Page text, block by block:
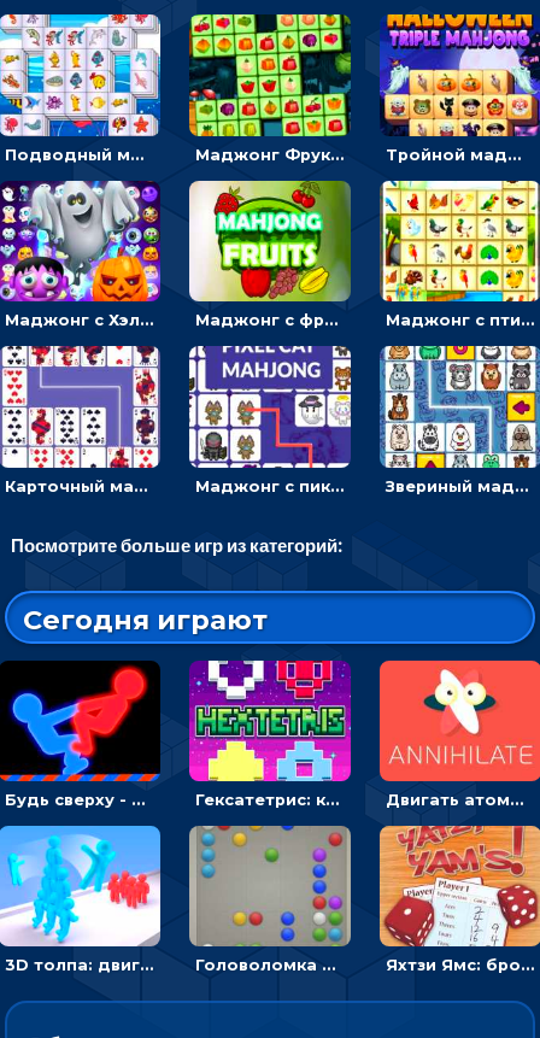
Подводный маджонг: искать и соединять рыбок парами Маджонг Фрукты: тапать и убирать одинаковые плоды Тройной маджонг с ужастиками: отмечать по три плитки и убирать с поля
Маджонг с Хэллоуином: искать пару для ужастиков, чтобы очистить поле Маджонг с фруктами: соединить плоды линией и убрать с поля Маджонг с птицами: соединять пернатых, чтобы освобождать поле
Карточный маджонг: найти две одинаковые масти и соединить Маджонг с пиксельными котиками: находить пару или проводить линию Звериный маджонг: находить одинаковых животных, чтобы соединять линиями
Посмотрите больше игр из категорий:
Сегодня играют
Будь сверху - борись с другом и выигрывай Гексатетрис: кидать блок, чтобы складывать три в ряд - головоломка Двигать атомы, чтобы соединить – головоломка
3D толпа: двигаться и собирать цветных человечков Головоломка Линии: собери шарики в ряд из 5 Яхтзи Ямс: бросай кости и набери очков больше, чем у соперников